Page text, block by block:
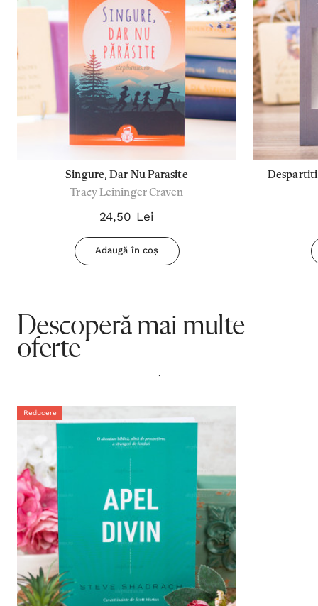
Singure, Dar Nu Parasite
Tracy Leininger Craven
24,50 Lei
Adaugă în coș
Despartiti
Descoperă mai multe
oferte
.
Reducere